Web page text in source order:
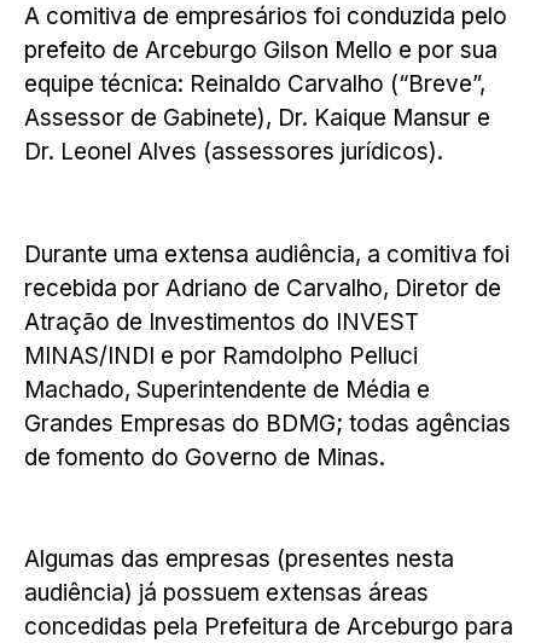
A comitiva de empresários foi conduzida pelo
prefeito de Arceburgo Gilson Mello e por sua
equipe técnica: Reinaldo Carvalho (“Breve”,
Assessor de Gabinete), Dr. Kaique Mansur e
Dr. Leonel Alves (assessores jurídicos).
Durante uma extensa audiência, a comitiva foi
recebida por Adriano de Carvalho, Diretor de
Atração de Investimentos do INVEST
MINAS/INDI e por Ramdolpho Pelluci
Machado, Superintendente de Média e
Grandes Empresas do BDMG; todas agências
de fomento do Governo de Minas.
Algumas das empresas (presentes nesta
audiência) já possuem extensas áreas
concedidas pela Prefeitura de Arceburgo para